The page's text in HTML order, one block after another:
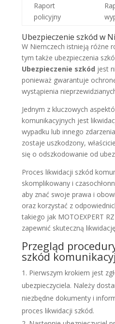
Raport
policyjny
Ubezpieczenie szkód w
W Niemczech istnieją różne
tym także ubezpieczenia
Ubezpieczenie szkód jest
ponieważ gwarantuje
wystąpienia
Jednym z kluczowych
komunikacyjnych jest
wypadku lub innego
zostaje uszkodzony,
się o odszkodowanie od
Proces likwidacji szkód
skomplikowany i
aby znać swoje prawa i
oraz korzystać z
takiego jak MOTOEXPERT
zapewnić skuteczną
Przegląd
szkód
Pierwszym krokiem jest
ubezpieczyciela. Należy
niezbędne dokumenty i
proces likwidacji szkód.